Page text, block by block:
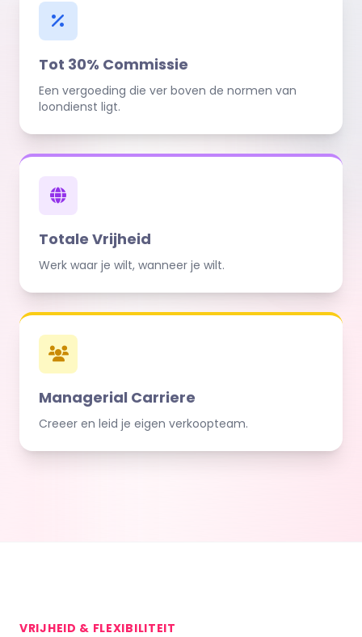
Tot 30% Commissie
Een vergoeding die ver boven de normen van
loondienst ligt.
Totale Vrijheid
Werk waar je wilt, wanneer je wilt.
Managerial Carriere
Creeer en leid je eigen verkoopteam.
VRIJHEID & FLEXIBILITEIT